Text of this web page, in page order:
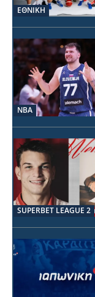
ΕΘΝΙΚΉ
NBA
SUPERBET LEAGUE 2